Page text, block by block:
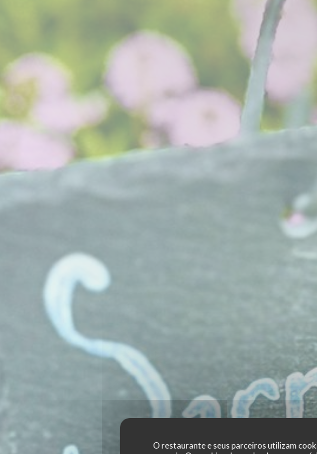
O restaurante e seus parceiros utilizam